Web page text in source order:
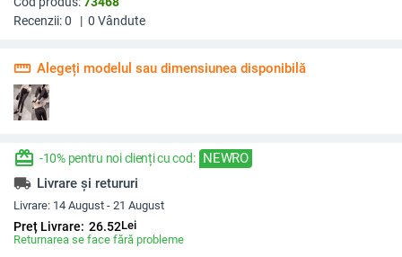
Recenzii:0 | 0 Vândute
straighten Alegeți modelul sau dimensiunea disponibilă
redeem -10% pentru noi clienți cu cod: NEWRO
local_shipping Livrare și retururi
Livrare: 14 August - 21 August
Preț Livrare: 26.52Lei
Returnarea se face fără probleme